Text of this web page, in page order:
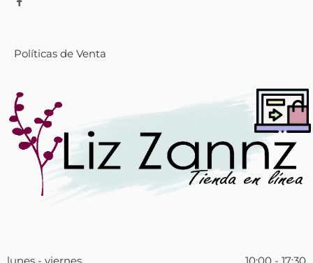
Políticas de Venta